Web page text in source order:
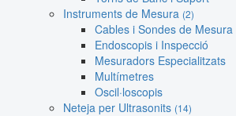
Instruments de Mesura (2)
Cables i Sondes de Mesura
Endoscopis i Inspecció
Mesuradors Especialitzats
Multímetres
Oscil·loscopis
Neteja per Ultrasonits (14)